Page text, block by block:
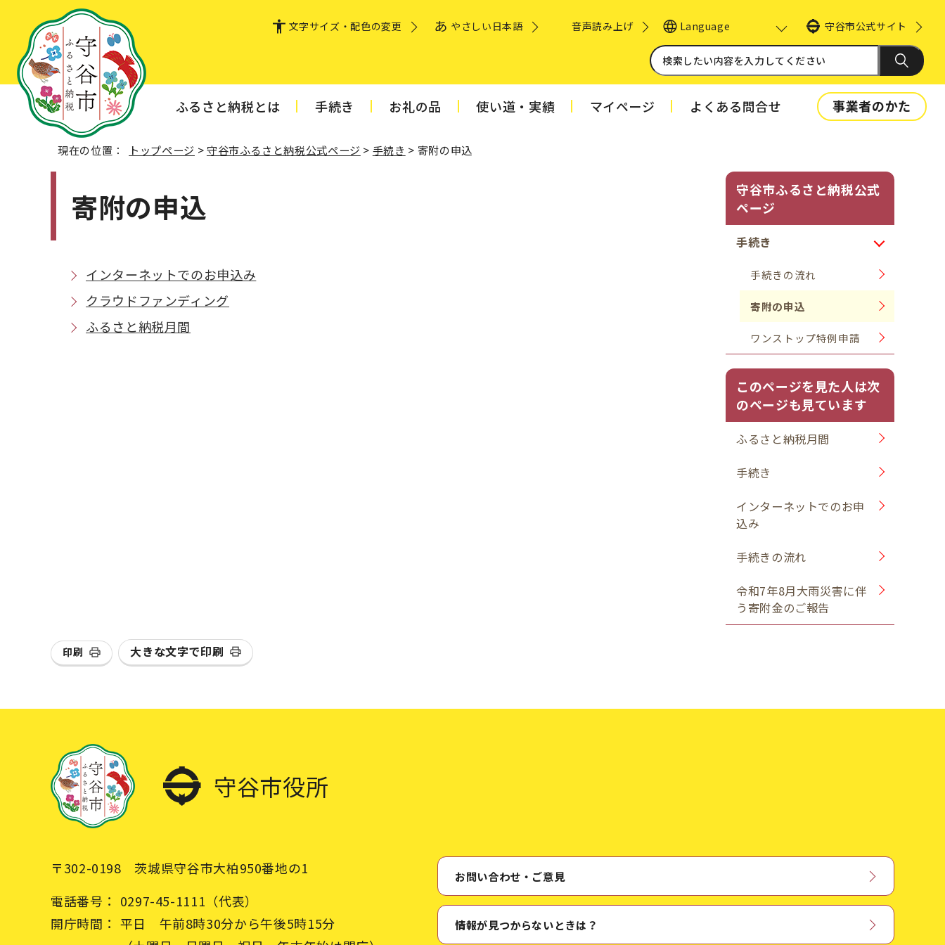
文字サイズ・配色の変更 やさしい日本語 音声読み上げ Language 守谷市公式サイト
ふるさと納税とは 手続き お礼の品 使い道・実績 マイページ よくある問合せ 事業者のかた
現在の位置： トップページ >守谷市ふるさと納税公式ページ > 手続き > 寄附の申込
寄附の申込
インターネットでのお申込み
クラウドファンディング
ふるさと納税月間
守谷市ふるさと納税公式
ページ
手続き
手続きの流れ
寄附の申込
ワンストップ特例申請
このページを見た人は次
のページも見ています
ふるさと納税月間
手続き
インターネットでのお申
込み
手続きの流れ
令和7年8月大雨災害に伴
う寄附金のご報告
印刷 大きな文字で印刷
守谷市役所
〒302-0198 茨城県守谷市大柏950番地の1
電話番号： 0297-45-1111（代表）
開庁時間： 平日 午前8時30分から午後5時15分
お問い合わせ・ご意見
情報が見つからないときは？